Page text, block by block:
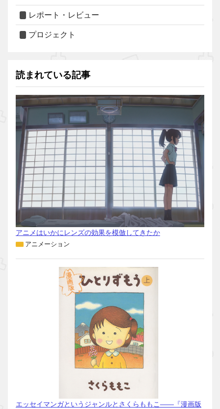
レポート・レビュー
プロジェクト
読まれている記事
アニメはいかにレンズの効果を模倣してきたか
アニメーション
エッセイマンガというジャンルとさくらももこ――『漫画版